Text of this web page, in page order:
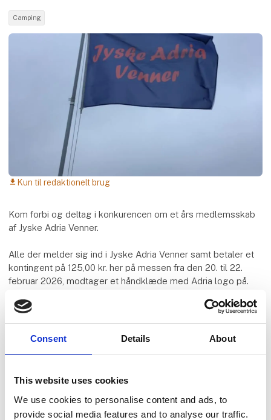
Consent Details About
This website uses cookies
We use cookies to personalise content and ads, to
provide social media features and to analyse our traffic.
Camping
download Kun til redaktionelt brug
Kom forbi og deltag i konkurencen om et års medlemsskab
af Jyske Adria Venner.
Alle der melder sig ind i Jyske Adria Venner samt betaler et
kontingent på 125,00 kr. her på messen fra den 20. til 22.
februar 2026, modtager et håndklæde med Adria logo på.